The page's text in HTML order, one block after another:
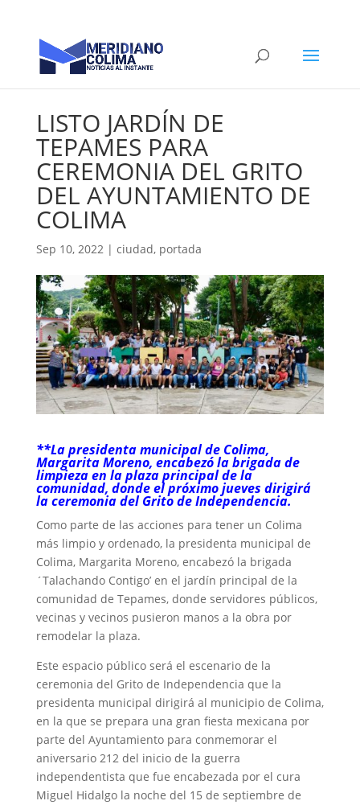
LISTO JARDÍN DE
TEPAMES PARA
CEREMONIA DEL GRITO
DEL AYUNTAMIENTO DE
COLIMA
Sep 10, 2022| ciudad, portada
**La presidenta municipal de Colima,
Margarita Moreno, encabezó la brigada de
limpieza en la plaza principal de la
comunidad, donde el próximo jueves dirigirá
la ceremonia del Grito de Independencia.
Como parte de las acciones para tener un Colima
más limpio y ordenado, la presidenta municipal de
Colima, Margarita Moreno, encabezó la brigada
´Talachando Contigo’ en el jardín principal de la
comunidad de Tepames, donde servidores públicos,
vecinas y vecinos pusieron manos a la obra por
remodelar la plaza.
Este espacio público será el escenario de la
ceremonia del Grito de Independencia que la
presidenta municipal dirigirá al municipio de Colima,
en la que se prepara una gran fiesta mexicana por
parte del Ayuntamiento para conmemorar el
aniversario 212 del inicio de la guerra
independentista que fue encabezada por el cura
Miguel Hidalgo la noche del 15 de septiembre de